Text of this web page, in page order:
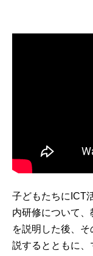
子どもたちにICT
内研修について
を説明した後、
説するとともに、